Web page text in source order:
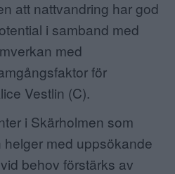
att nattvandring har god
i samband med
med
för
Vestlin (C).
i Skärholmen som
med uppsökande
behov förstärks av